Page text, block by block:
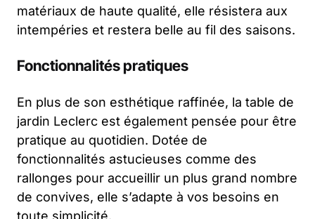
matériaux de haute qualité, elle résistera aux
intempéries et restera belle au fil des saisons.
Fonctionnalités pratiques
En plus de son esthétique raffinée, la table de
jardin Leclerc est également pensée pour être
pratique au quotidien. Dotée de
fonctionnalités astucieuses comme des
rallonges pour accueillir un plus grand nombre
de convives, elle s’adapte à vos besoins en
toute simplicité.